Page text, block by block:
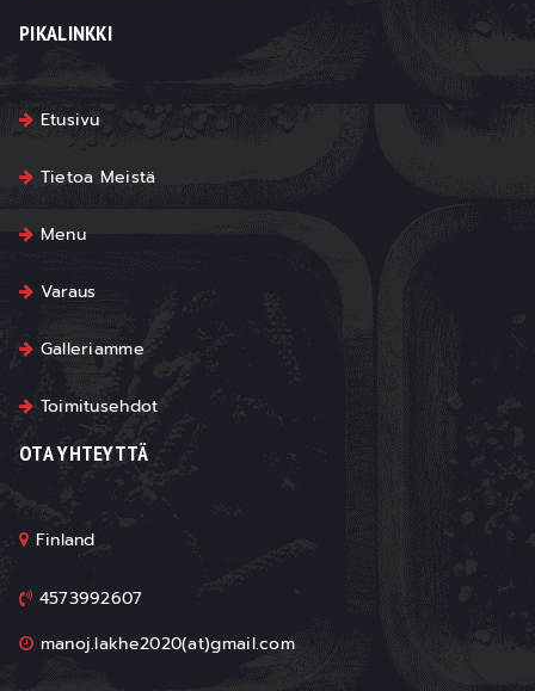
PIKALINKKI
Etusivu
Tietoa Meistä
Menu
Varaus
Galleriamme
Toimitusehdot
OTA YHTEYTTÄ
Finland
4573992607
manoj.lakhe2020(at)gmail.com